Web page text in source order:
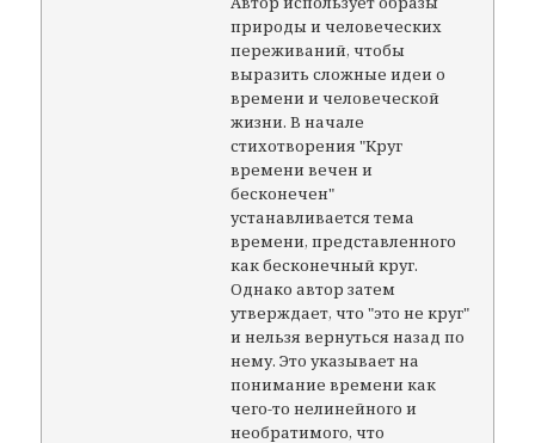
природы и человеческих
переживаний, чтобы
выразить сложные идеи о
времени и человеческой
жизни. В начале
стихотворения "Круг
времени вечен и
бесконечен"
устанавливается тема
времени, представленного
как бесконечный круг.
Однако автор затем
утверждает, что "это не круг"
и нельзя вернуться назад по
нему. Это указывает на
понимание времени как
чего-то нелинейного и
необратимого, что